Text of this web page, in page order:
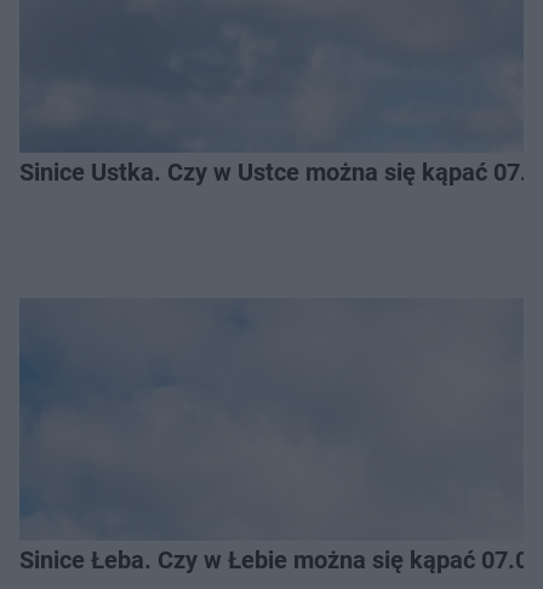
Sinice Ustka. Czy w Ustce można się kąpać
Sinice Łeba. Czy w Łebie można się kąpać